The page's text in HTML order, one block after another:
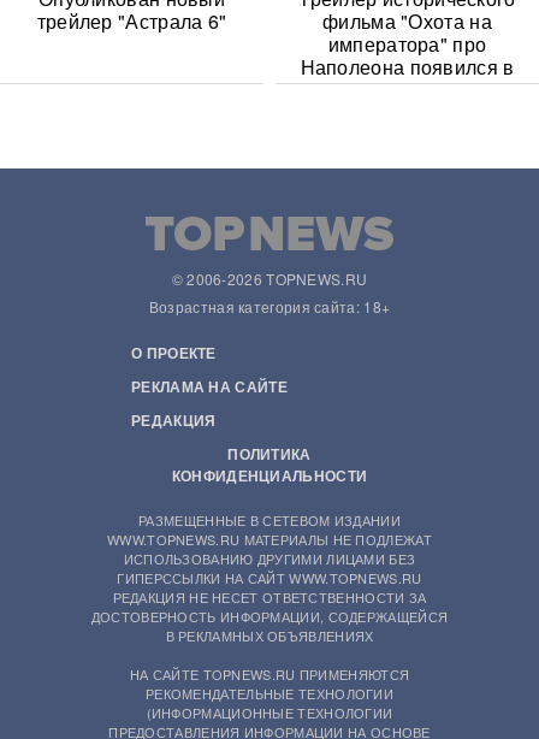
трейлер "Астрала 6"
фильма "Охота на
императора" про
Наполеона появился в
Сети
© 2006-2026 TOPNEWS.RU
Возрастная категория сайта: 18+
О ПРОЕКТЕ
РЕКЛАМА НА САЙТЕ
РЕДАКЦИЯ
ПОЛИТИКА
КОНФИДЕНЦИАЛЬНОСТИ
РАЗМЕЩЕННЫЕ В СЕТЕВОМ ИЗДАНИИ
WWW.TOPNEWS.RU МАТЕРИАЛЫ НЕ ПОДЛЕЖАТ
ИСПОЛЬЗОВАНИЮ ДРУГИМИ ЛИЦАМИ БЕЗ
ГИПЕРССЫЛКИ НА САЙТ WWW.TOPNEWS.RU
РЕДАКЦИЯ НЕ НЕСЕТ ОТВЕТСТВЕННОСТИ ЗА
ДОСТОВЕРНОСТЬ ИНФОРМАЦИИ, СОДЕРЖАЩЕЙСЯ
В РЕКЛАМНЫХ ОБЪЯВЛЕНИЯХ
НА САЙТЕ TOPNEWS.RU ПРИМЕНЯЮТСЯ
РЕКОМЕНДАТЕЛЬНЫЕ ТЕХНОЛОГИИ
(ИНФОРМАЦИОННЫЕ ТЕХНОЛОГИИ
ПРЕДОСТАВЛЕНИЯ ИНФОРМАЦИИ НА ОСНОВЕ